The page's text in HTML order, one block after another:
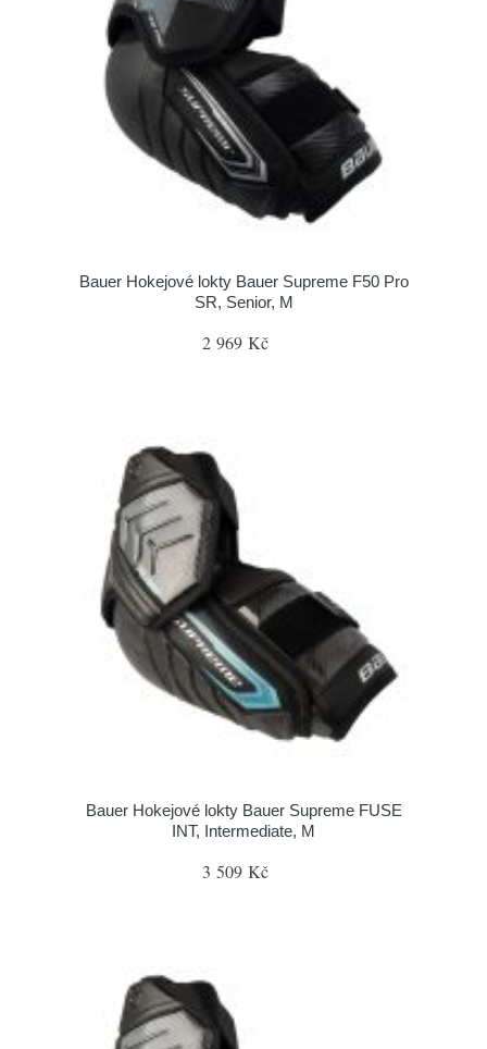
Bauer Hokejové lokty Bauer Supreme F50 Pro
SR, Senior, M
2 969 Kč
Bauer Hokejové lokty Bauer Supreme FUSE
INT, Intermediate, M
3 509 Kč